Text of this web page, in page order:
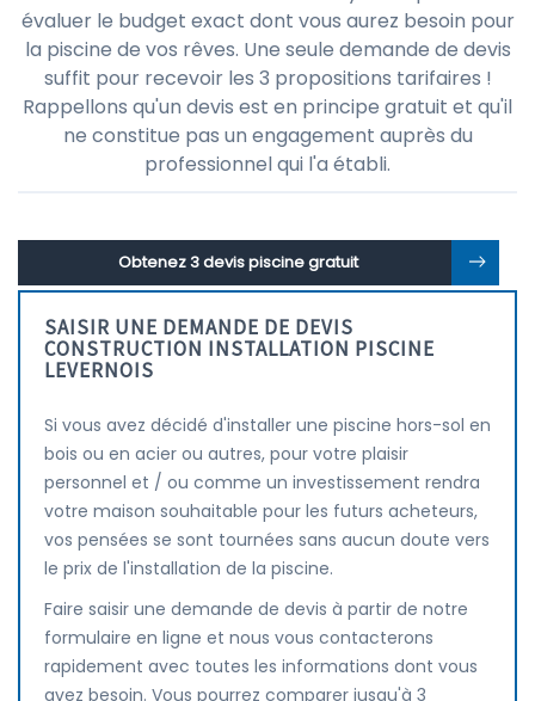
évaluer le budget exact dont vous aurez besoin pour
la piscine de vos rêves. Une seule demande de devis
suffit pour recevoir les 3 propositions tarifaires !
Rappellons qu'un devis est en principe gratuit et qu'il
ne constitue pas un engagement auprès du
professionnel qui l'a établi.
Obtenez 3 devis piscine gratuit
SAISIR UNE DEMANDE DE DEVIS
CONSTRUCTION INSTALLATION PISCINE
LEVERNOIS
Si vous avez décidé d'installer une piscine hors-sol en
bois ou en acier ou autres, pour votre plaisir
personnel et / ou comme un investissement rendra
votre maison souhaitable pour les futurs acheteurs,
vos pensées se sont tournées sans aucun doute vers
le prix de l'installation de la piscine.
Faire saisir une demande de devis à partir de notre
formulaire en ligne et nous vous contacterons
rapidement avec toutes les informations dont vous
avez besoin. Vous pourrez comparer jusqu'à 3